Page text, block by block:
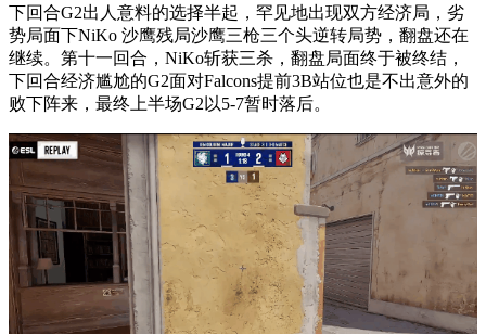
下回合G2出人意料的选择半起，罕见地出现双方经济局，劣
势局面下NiKo 沙鹰残局沙鹰三枪三个头逆转局势，翻盘还在
继续。第十一回合，NiKo斩获三杀，翻盘局面终于被终结，
下回合经济尴尬的G2面对Falcons提前3B站位也是不出意外的
败下阵来，最终上半场G2以5-7暂时落后。